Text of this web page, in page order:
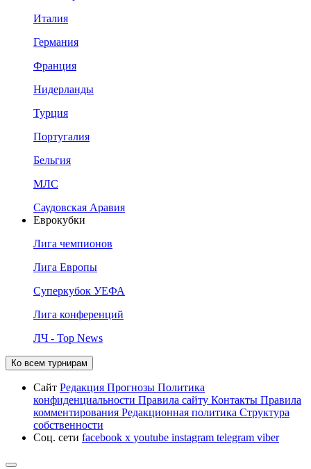
Италия
Германия
Франция
Нидерланды
Турция
Португалия
Бельгия
МЛС
Саудовская Аравия
Еврокубки
Лига чемпионов
Лига Европы
Суперкубок УЕФА
Лига конференций
ЛЧ - Top News
Ко всем турнирам
Сайт Редакция Прогнозы Политика
конфиденциальности Правила сайту Контакты Правила
комментирования Редакционная политика Структура
собственности
Соц. сети facebook x youtube instagram telegram viber